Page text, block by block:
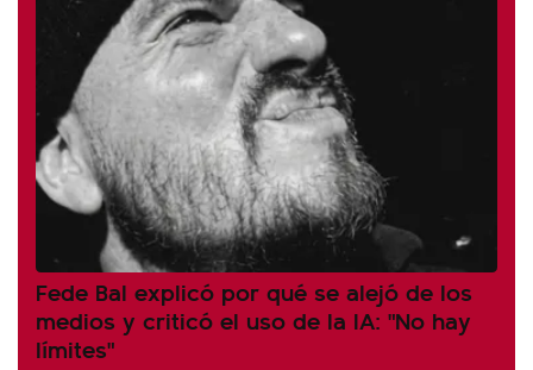
Fede Bal explicó por qué se alejó de los
medios y criticó el uso de la IA: "No hay
límites"